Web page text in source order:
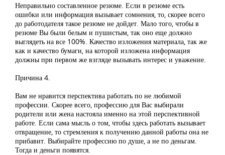
Неправильно составленное резюме. Если в резюме есть
ошибки или информация вызывает сомнения, то, скорее всего
до работодателя такое резюме не дойдет. Мало того, чтобы в
резюме Вы были белым и пушистым, так оно еще должно
выглядеть на все 100%. Качество изложения материала, так же
как и качество бумаги, на которой изложена информация
должны при первом же взгляде вызывать интерес и уважение.
Причина 4.
Вам не нравится перспектива работать по не любимой
профессии. Скорее всего, профессию для Вас выбирали
родители или жена настояла именно на этой перспективной
работе. Если сама мысль о том, чтобы здесь работать вызывает
отвращение, то стремления к получению данной работы она не
прибавит. Выбирайте профессию по душе, а не по деньгам.
Тогда и деньги появятся.